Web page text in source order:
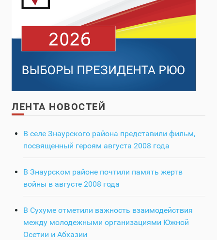
ЛЕНТА НОВОСТЕЙ
В селе Знаурского района представили фильм,
посвященный героям августа 2008 года
В Знаурском районе почтили память жертв
войны в августе 2008 года
В Сухуме отметили важность взаимодействия
между молодежными организациями Южной
Осетии и Абхазии